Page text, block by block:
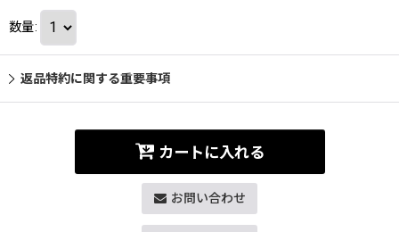
数量:
返品特約に関する重要事項
カートに入れる
お問い合わせ